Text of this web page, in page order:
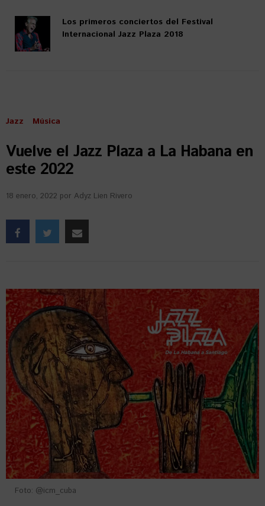
Los primeros conciertos del Festival
Internacional Jazz Plaza 2018
Jazz Música
Vuelve el Jazz Plaza a La Habana en
este 2022
18 enero, 2022 por Adyz Lien Rivero
Foto: @icm_cuba